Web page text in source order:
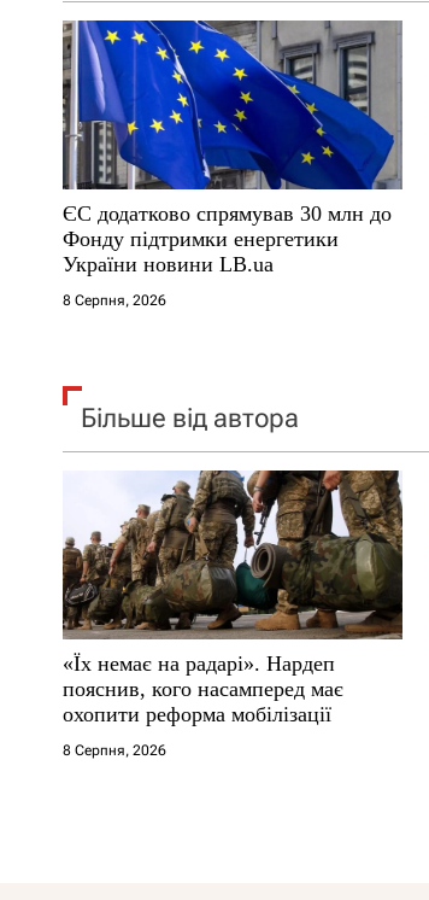
а
п
и
с
і
в
ЄС додатково спрямував 30 млн до
Фонду підтримки енергетики
України новини LB.ua
8 Серпня, 2026
Більше від автора
«Їх немає на радарі». Нардеп
пояснив, кого насамперед має
охопити реформа мобілізації
8 Серпня, 2026